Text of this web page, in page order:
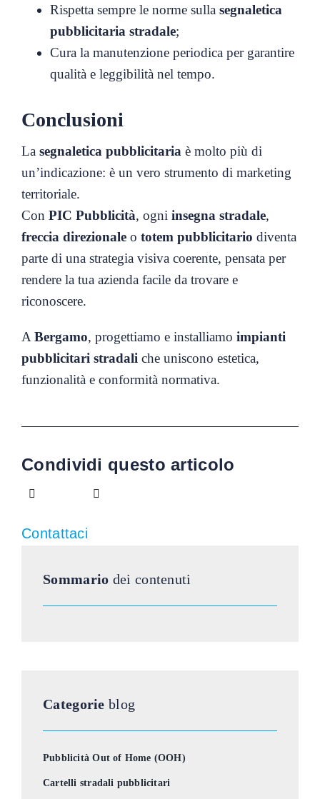
Rispetta sempre le norme sulla segnaletica
pubblicitaria stradale;
Cura la manutenzione periodica per garantire
qualità e leggibilità nel tempo.
Conclusioni
La segnaletica pubblicitaria è molto più di
un’indicazione: è un vero strumento di marketing
territoriale.
Con PIC Pubblicità, ogni insegna stradale,
freccia direzionaleo totem pubblicitario diventa
parte di una strategia visiva coerente, pensata per
rendere la tua azienda facile da trovare e
riconoscere.
A Bergamo, progettiamo e installiamo impianti
pubblicitari stradali che uniscono estetica,
funzionalità e conformità normativa.
Condividi questo articolo
Contattaci
Sommario dei contenuti
Categorie blog
Pubblicità Out of Home (OOH)
Cartelli stradali pubblicitari